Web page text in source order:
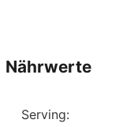
Nährwerte
Serving: